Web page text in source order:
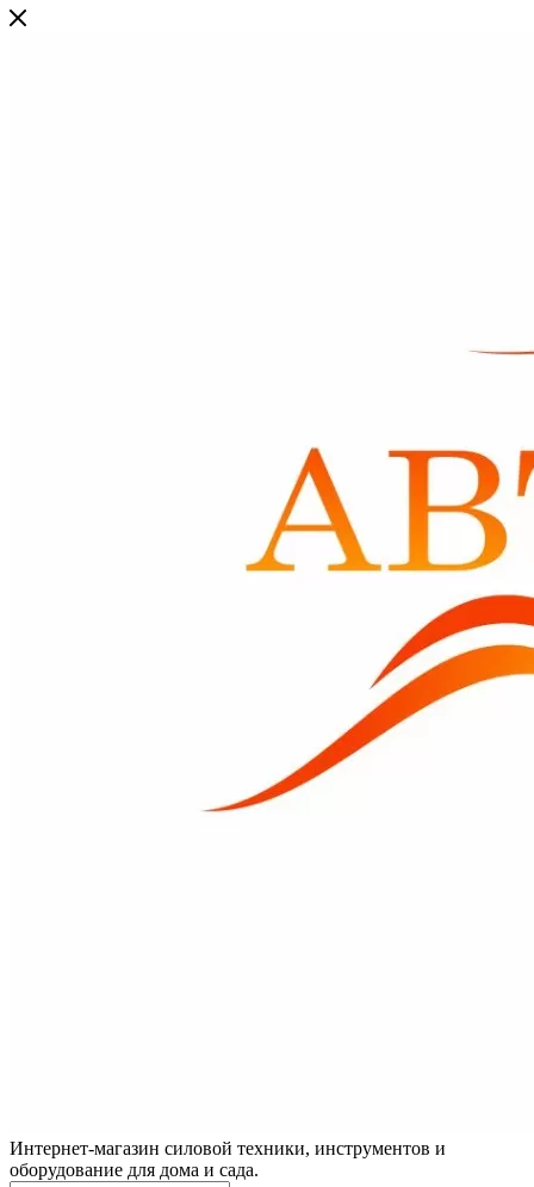
Интернет-магазин силовой техники, инструментов и
оборудование для дома и сада.